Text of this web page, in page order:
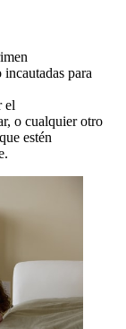
para
el
o cualquier otro
estén